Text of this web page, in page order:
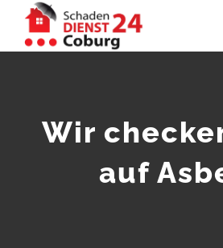
Inhalt
Wir
auf